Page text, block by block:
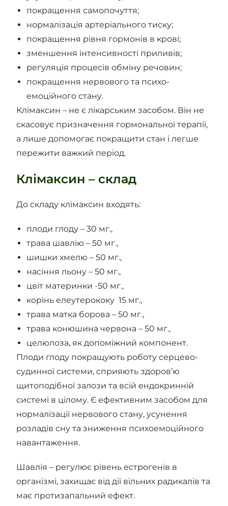
покращення самопочуття;
нормалізація артеріального тиску;
покращення рівня гормонів в крові;
зменшення інтенсивності приливів;
регуляція процесів обміну речовин;
покращення нервового та психо-
емоційного стану.
Клімаксин – не є лікарським засобом. Він не
скасовує призначення гормональної терапії,
а лише допомогає покращити стан і легше
пережити важкий період.
Клімаксин – склад
До складу клімаксин входять:
плоди глоду – 30 мг.,
трава шавлію – 50 мг.,
шишки хмелю – 50 мг.,
насіння льону – 50 мг.,
цвіт материнки -50 мг.,
корінь елеутерококу 15 мг.,
трава матка борова – 50 мг.,
трава конюшина червона – 50 мг.,
целюлоза, як допоміжний компонент.
Плоди глоду покращують роботу серцево-
судинної системи, сприяють здоров’ю
щитоподібної залози та всій ендокринній
системі в цілому. Є ефективним засобом для
нормалізації нервового стану, усунення
розладів сну та зниження психоемоційного
навантаження.
Шавлія – регулює рівень естрогенів в
організмі, захищає від дії вільних радикалів та
має протизапальний ефект.